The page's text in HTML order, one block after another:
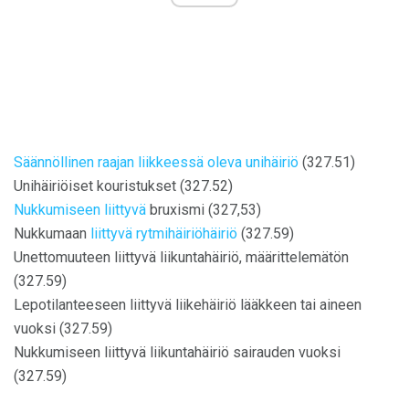
Säännöllinen raajan liikkeessä oleva unihäiriö (327.51)
Unihäiriöiset kouristukset (327.52)
Nukkumiseen liittyvä bruxismi (327,53)
Nukkumaan liittyvä rytmihäiriöhäiriö (327.59)
Unettomuuteen liittyvä liikuntahäiriö, määrittelemätön
(327.59)
Lepotilanteeseen liittyvä liikehäiriö lääkkeen tai aineen
vuoksi (327.59)
Nukkumiseen liittyvä liikuntahäiriö sairauden vuoksi
(327.59)